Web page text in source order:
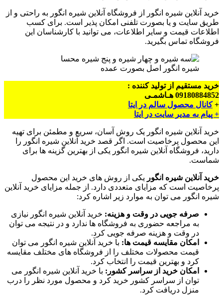
خرید آنلاین شیره انگور از فروشگاه آنلاین شیره انگور به راحتی و از
طریق سایت و یا بصورت تلفنی امکان پذیر است. برای کسب
اطلاعات قیمت و سایر اطلاعات، می توانید با کارشناسان این
فروشگاه تماس بگیرید.
شیره انگور اصل بصورت عمده
خرید مستقیم از تولید کننده :
09180884852 هـاشمـی
+کانال محصول سالم در ایتا
+ پیام به مدیر سایت در ایتا
خرید آنلاین شیره انگور یک روش آسان، سریع و مطمئن برای تهیه
این محصول پرخاصیت است. اگر قصد خرید آنلاین شیره انگور را
دارید، فروشگاه آنلاین شیره انگور یکی از بهترین گزینه ها برای
شماست.
خرید آنلاین شیره انگور یکی از روش های خرید این محصول
پرخاصیت است که مزایای متعددی دارد. از جمله مزایای خرید آنلاین
شیره انگور می توان به موارد زیر اشاره کرد:
صرفه جویی در وقت و هزینه: خرید آنلاین شیره انگور نیازی
به مراجعه حضوری به فروشگاه ها ندارد و در نتیجه می توان
در وقت و هزینه صرفه جویی کرد.
امکان مقایسه قیمت ها: با خرید آنلاین شیره انگور می توان
قیمت محصولات مختلف را از فروشگاه های مختلف مقایسه
کرد و بهترین قیمت را انتخاب کرد.
امکان خرید از سراسر کشور: با خرید آنلاین شیره انگور می
توان از سراسر کشور خرید کرد و محصول مورد نظر را درب
منزل دریافت کرد.